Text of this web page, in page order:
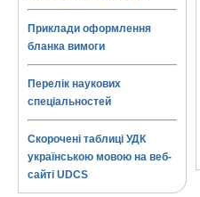
Приклади оформлення
бланка вимоги
Перелік наукових
спеціальностей
Скорочені таблиці УДК
українською мовою на веб-
сайті UDCS